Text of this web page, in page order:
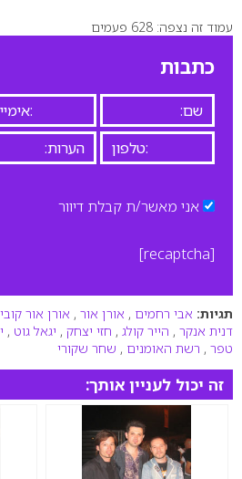
0
עמוד זה נצפה: 628 פעמים
כתבות
אני מאשר/ת קבלת דיוור
[recaptcha]
תגיות: אבי רחמים , אורן אור , אורן אור קובי
דנית אנקר , הייר קולג , חזי יצחק , יגאל גוט ,
טפר , רשת האומנים , שחר שקורי
זה יכול לעניין אותך: